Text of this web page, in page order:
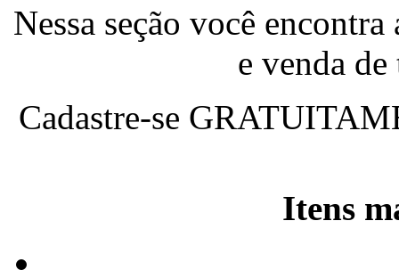
Nessa seção você
e venda
Cadastre-se
Itens